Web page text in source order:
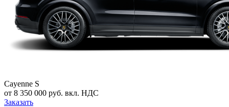
Cayenne S
от 8 350 000 руб. вкл. НДС
Заказать